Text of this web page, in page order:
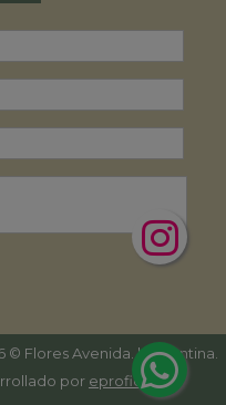
© Flores Avenida. | Argentina.
por eproficio